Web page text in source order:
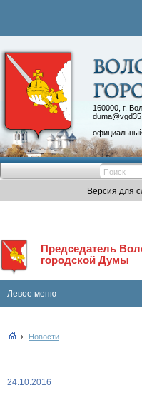
160000, г.
Контакты
Версия для
Председатель
городской Думы
Левое меню
Новости
24.10.2016